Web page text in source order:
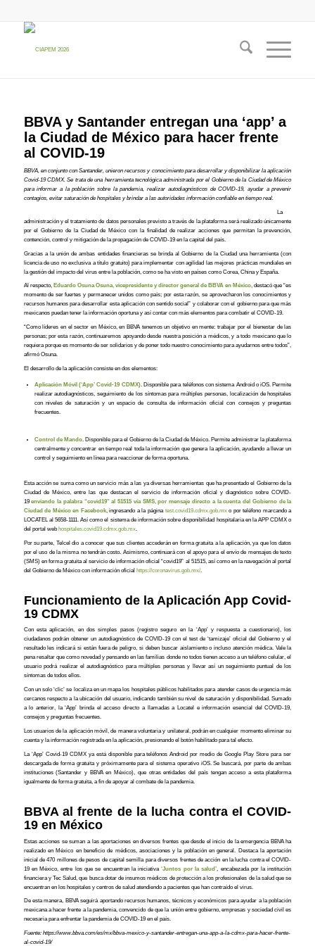
BBVA y Santander entregan una ‘app’ a
la Ciudad de México para hacer frente
al COVID-19
BBVA, en conjunto con Santander, unieron recursos y conocimiento para desarrollar y disponibilizar la aplicación
Covid-19 CDMX. Se trata de una herramienta tecnológica administrada por el Gobierno de la Ciudad de México
para informar a la población sobre la pandemia, realizar autodiagnósticos de COVID-19, ayudar a prevenir
contagios, evitar saturación de hospitales y brindar a las autoridades información confiable en tiempo real.
La
administración y el tratamiento de datos personales previsto a través de la plataforma será realizado únicamente
por el Gobierno de la Ciudad de México con la finalidad de realizar acciones que permitan la prevención,
contención, control y mitigación de la propagación de COVID-19 en la capital del país.
Gracias a la unión de ambas entidades financieras se brinda al Gobierno de la Ciudad una herramienta (con
licencia de uso no exclusiva a título gratuito) para implementar con agilidad las mejores prácticas mundiales en
la gestión del impacto del virus entre la población, como se ha visto en países como Corea, China y España.
Al respecto, Eduardo Osuna Osuna, vicepresidente y director general de BBVA en México, destacó que “es
momento de ser fuertes y permanecer unidos como país; por esta razón, se aprovecharon los conocimientos y
recursos humanos para desarrollar esta aplicación con sentido social” y colaborar con el gobierno para que más
mexicanos puedan tener la información oportuna y así contar con más elementos para combatir el COVID-19.
“Como líderes en el sector en México, en BBVA tenemos un objetivo en mente: trabajar por el bienestar de las
personas; por esta razón, continuaremos apoyando desde nuestra posición a médicos, y a todo mexicano que lo
requiera porque es momento de ser solidarios y de poner todo nuestro conocimiento para ayudarnos entre todos”,
afirmó Osuna.
El desarrollo de la aplicación consiste en dos elementos:
Aplicación Móvil (‘App’ Covid-19 CDMX). Disponible para teléfonos con sistema Android o iOS. Permite
realizar autodiagnósticos, seguimiento de los síntomas para múltiples personas, localización de hospitales
con niveles de saturación y un espacio de consulta de información oficial con consejos y preguntas
frecuentes.
Control de Mando. Disponible para el Gobierno de la Ciudad de México. Permite administrar la plataforma
centralmente y concentrar en tiempo real toda la información que genera la aplicación, ayudando a llevar un
control y seguimiento en línea para reaccionar de forma oportuna.
Esta acción se suma como un servicio más a las ya diversas herramientas que ha presentado el Gobierno de la
Ciudad de México, entre las que destacan el servicio de información oficial y diagnóstico sobre COVID-
19enviando la palabra “covid19” al 51515 vía SMS, por mensaje directo a la cuenta del Gobierno de la
Ciudad de México en Facebook, ingresando a la página test.covid19.cdmx.gob.mxo por teléfono marcando a
LOCATEL al 5658-1111. Así como el sistema de información sobre disponibilidad hospitalaria en la APP CDMX o
del portal web hospitales.covid19.cdmx.gob.mx.
Por su parte, Telcel dio a conocer que sus clientes accederán en forma gratuita a la aplicación, ya que los datos
por el uso de la misma no tendrán costo. Asimismo, continuará con el apoyo para el envío de mensajes de texto
(SMS) en forma gratuita al servicio de información oficial “covid19” al 51515, así como en la navegación al portal
del Gobierno de México con información oficial https://coronavirus.gob.mx/.
Funcionamiento de la Aplicación App Covid-
19 CDMX
Con esta aplicación, en dos simples pasos (registro seguro en la ‘App’ y respuesta a cuestionario), los
ciudadanos podrán obtener un autodiagnóstico de COVID-19 con el test de ‘tamizaje’ oficial del Gobierno y el
resultado les indicará si están fuera de peligro, si deben buscar aislamiento o incluso atención médica. Vale la
pena resaltar que como novedad y pensando en las familias donde no todos tienen acceso a un teléfono celular, el
usuario podrá realizar el autodiagnóstico para múltiples personas y llevar así un seguimiento puntual de los
síntomas de todos ellos.
Con un solo ‘clic’ se localiza en un mapa los hospitales públicos habilitados para atender casos de urgencia más
cercanos respecto a la ubicación del usuario, indicando también su nivel de saturación y disponibilidad. Sumado
a lo anterior, la ‘App’ brinda el acceso directo a llamadas a Locatel e información esencial del COVID-19,
consejos y preguntas frecuentes.
Los usuarios de la aplicación móvil, de manera voluntaria y unilateral, podrán en cualquier momento eliminar su
cuenta y la información registrada en la aplicación, presionando el botón habilitado para tal efecto.
La ‘App’ Covid-19 CDMX ya está disponible para teléfonos Android por medio de Google Play Store para ser
descargada de forma gratuita y próximamente para el sistema operativo iOS. Se buscará, por parte de ambas
instituciones (Santander y BBVA en México), que otras entidades del país tengan acceso a esta plataforma
igualmente de forma gratuita, a fin de apoyar al combate de la pandemia.
BBVA al frente de la lucha contra el COVID-
19 en México
Estas acciones se suman a las aportaciones en diversos frentes que desde el inicio de la emergencia BBVA ha
realizado en México en beneficio de médicos, asociaciones y la población en general. Destaca la aportación
inicial de 470 millones de pesos de capital semilla para diversos frentes de acción en la lucha contra el COVID-
19 en México, entre los que se encuentran la iniciativa ‘Juntos por la salud’ , encabezada por la institución
financiera y Tec Salud, que busca dotar de insumos médicos de protección a los profesionales de la salud que se
encuentran en los hospitales y centros de salud atendiendo a pacientes que han contraído el virus.
De esta manera, BBVA seguirá aportando recursos humanos, técnicos y económicos para ayudar a la población
mexicana a hacer frente a la pandemia, convencido de que la unión entre gobierno, empresas y sociedad civil es
necesaria para enfrentar la pandemia de COVID-19 en el país.
Fuente: https://www.bbva.com/es/mx/bbva-mexico-y-santander-entregan-una-app-a-la-cdmx-para-hacer-frente-
al-covid-19/